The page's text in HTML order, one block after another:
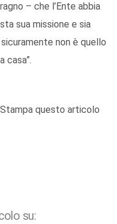
– che l’Ente abbia
sua missione e sia
non è quello
casa”.
Stampa questo articolo
su: